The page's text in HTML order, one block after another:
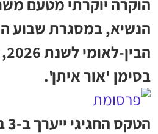
הוקרה יוקרתי מטעם
הנשיא, במסגרת שבוע
בסימן 'אור איתן'.